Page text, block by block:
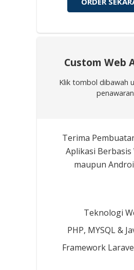
Custom Web
Klik tombol dibawah
penawaran
Terima
Aplikasi Berbasis
maupun
Teknologi
PHP, MYSQL &
Framework